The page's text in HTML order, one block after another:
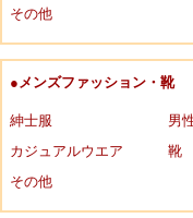
その他
●メンズファッション・靴
紳士服
男
カジュアルウエア
靴
その他